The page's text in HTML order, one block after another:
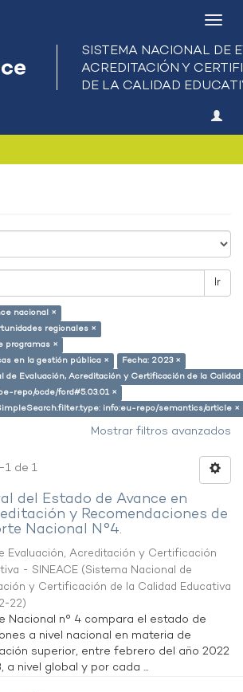
Ir
nacional ×
regionales ×
programas ×
en la gestión pública ×
Fecha: 2023 ×
de Evaluación, Acreditación y Certificación de la
repo/ocde/ford#5.03.01 ×
info:eu-repo/semantics/article ×
Mostrar filtros avanzados
1 de 1
del Estado de Avance en
y Recomendaciones de
Nacional N°4.
Evaluación, Acreditación y Certificación
- SINEACE (Sistema Nacional de
y Certificación de la Calidad Educativa
22)
Nacional n° 4 compara el estado de
a nivel nacional en materia de
superior, entre febrero del año 2022
a nivel global y por cada ...